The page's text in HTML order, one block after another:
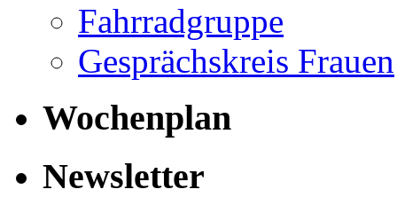
Fahrradgruppe
Gesprächskreis Frauen
Wochenplan
Newsletter